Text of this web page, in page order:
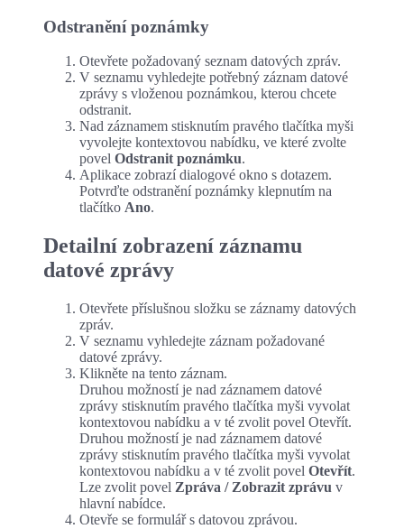
Odstranění poznámky
Otevřete požadovaný seznam datových zpráv.
V seznamu vyhledejte potřebný záznam datové
zprávy s vloženou poznámkou, kterou chcete
odstranit.
Nad záznamem stisknutím pravého tlačítka myši
vyvolejte kontextovou nabídku, ve které zvolte
povel Odstranit poznámku.
Aplikace zobrazí dialogové okno s dotazem.
Potvrďte odstranění poznámky klepnutím na
tlačítko Ano.
Detailní zobrazení záznamu
datové zprávy
Otevřete příslušnou složku se záznamy datových
zpráv.
V seznamu vyhledejte záznam požadované
datové zprávy.
Klikněte na tento záznam.
Druhou možností je nad záznamem datové
zprávy stisknutím pravého tlačítka myši vyvolat
kontextovou nabídku a v té zvolit povel Otevřít.
Druhou možností je nad záznamem datové
zprávy stisknutím pravého tlačítka myši vyvolat
kontextovou nabídku a v té zvolit povel Otevřít.
Lze zvolit povel Zpráva / Zobrazit zprávu v
hlavní nabídce.
Otevře se formulář s datovou zprávou.